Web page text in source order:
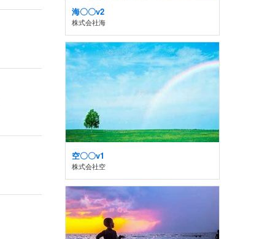
海〇〇v2
株式会社海
空〇〇v1
株式会社空